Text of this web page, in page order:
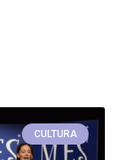
CULTURA